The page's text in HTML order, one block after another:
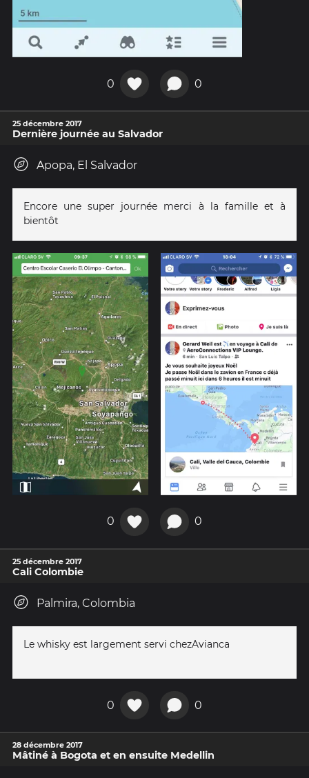
0 0
25 décembre 2017
Dernière journée au Salvador
Apopa, El Salvador
Encore une super journée merci à la famille et à
bientôt
0 0
25 décembre 2017
Cali Colombie
Palmira, Colombia
Le whisky est largement servi chezAvianca
0 0
28 décembre 2017
Mâtiné à Bogota et en ensuite Medellin